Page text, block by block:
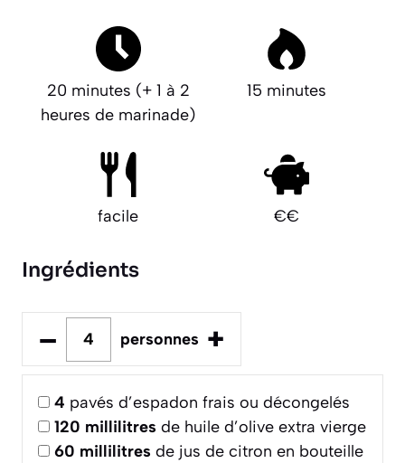
20 minutes (+ 1 à 2
heures de marinade)
15 minutes
facile €€
Ingrédients
– personnes +
4 pavés d’espadon frais ou décongelés
120 millilitres de huile d’olive extra vierge
60 millilitres de jus de citron en bouteille